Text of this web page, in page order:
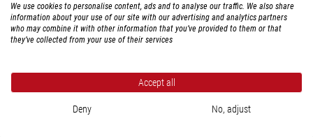
Adapter (på okularsidan)
1,25"
Antal linser
4
ja
We use cookies to personalise content, ads and to analyse our traffic. We also share
information about your use of our site with our advertising and analytics partners
who may combine it with other information that you’ve provided to them or that
they’ve collected from your use of their services
Accept all
Deny No, adjust